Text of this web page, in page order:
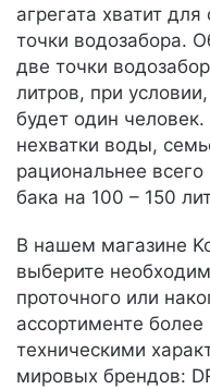
агрегата хватит
точки водозабора.
две точки
литров, при
будет один
нехватки воды,
рациональнее
бака на 100 – 150
В нашем магазине
выберите
проточного или
ассортименте
техническими
мировых брендов: